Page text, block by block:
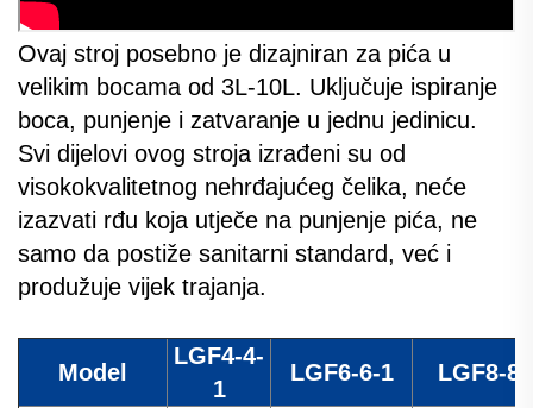
Ovaj stroj posebno je dizajniran za pića u
velikim bocama od 3L-10L. Uključuje ispiranje
boca, punjenje i zatvaranje u jednu jedinicu.
Svi dijelovi ovog stroja izrađeni su od
visokokvalitetnog nehrđajućeg čelika, neće
izazvati rđu koja utječe na punjenje pića, ne
samo da postiže sanitarni standard, već i
produžuje vijek trajanja.
Model
LGF4-4-
1
LGF6-6-1
LGF8-8-